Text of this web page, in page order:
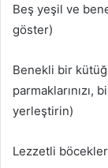
Beş yeşil ve
göster)
Benekli bir
parmaklarınızı,
yerleştirin)
Lezzetli